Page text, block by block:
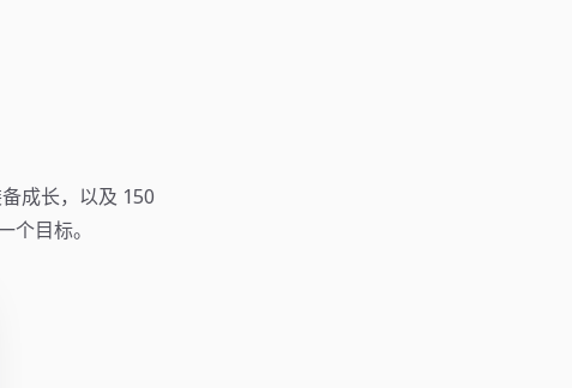
成长，以及 150
目标。